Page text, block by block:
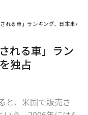
れる車」ランキング、日本車が
れる車」ラン
独占
と、米国で販売さ